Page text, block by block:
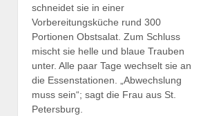
schneidet sie in einer
Vorbereitungsküche rund 300
Portionen Obstsalat. Zum Schluss
mischt sie helle und blaue Trauben
unter. Alle paar Tage wechselt sie an
die Essenstationen. „Abwechslung
muss sein“; sagt die Frau aus St.
Petersburg.